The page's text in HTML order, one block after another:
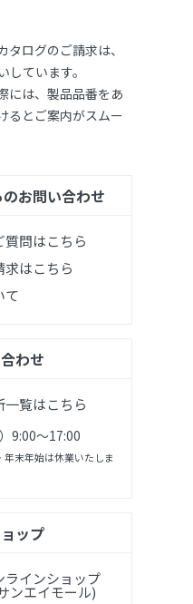
ログのご請求は、
ています。
には、製品品番をあ
るとご案内がスムー
お問い合わせ
問はこちら
求はこちら
て
わせ
覧はこちら
9:00～17:00
末年始は休業いたしま
ップ
ラインショップ
ンエイモール)